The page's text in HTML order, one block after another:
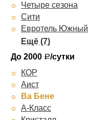
Четыре сезона
Сити
Евротель Южный
Луна
Домашний
Парк Виста
Парус
Скай
Екатерина
Галант
До 2000 Р/сутки
КОР
Аист
Ва Бене
А-Класс